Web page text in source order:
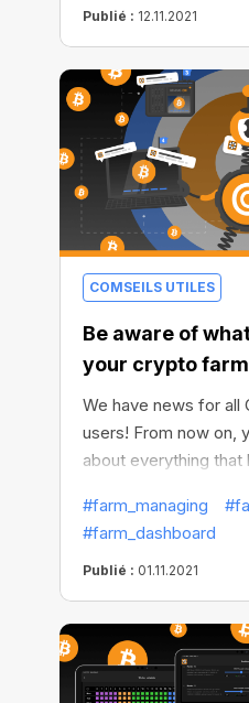
jurer que vous allez
Publié : 12.11.2021
COMSEILS UTILES
Be aware of
your crypto farm
We have news for all
users! From now on,
about everything that
overheated,
withdrawal
about everything in a
Every time you will
notification informing
changes.
#farm_managing
#farm_dashboard
Publié : 01.11.2021